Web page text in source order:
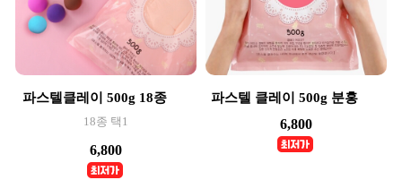
파스텔클레이 500g 18종
18종 택1
6,800
파스텔 클레이 500g 분홍
6,800